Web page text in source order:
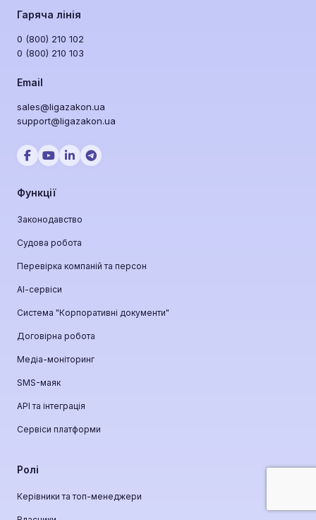
Гаряча лінія
0 (800) 210 102
0 (800) 210 103
Email
sales@ligazakon.ua
support@ligazakon.ua
Функції
Законодавство
Судова робота
Перевірка компаній та персон
АІ-сервіси
Система "Корпоративні документи"
Договірна робота
Медіа-моніторинг
SMS-маяк
API та інтеграція
Сервіси платформи
Ролі
Керівники та топ-менеджери